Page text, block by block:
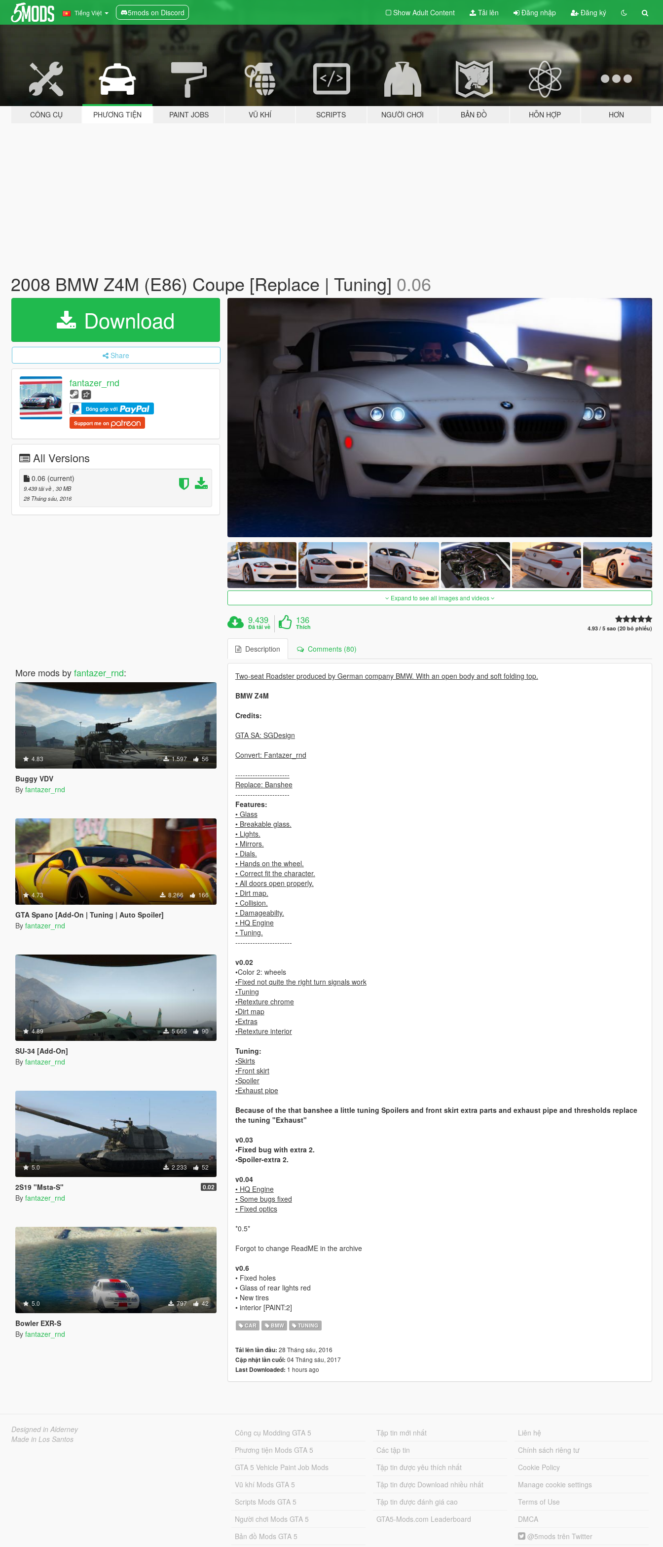
Tiếng Việt 5mods on Discord Show Adult Content Tải lên Đăng nhập Đăng ký
CÔNG CỤ PHƯƠNG TIỆN PAINT JOBS VŨ KHÍ SCRIPTS NGƯỜI CHƠI BẢN ĐỒ HỖN HỢP HƠN
2008 BMW Z4M (E86) Coupe [Replace | Tuning] 0.06
Download
Share
fantazer_rnd
Đóng góp với
Support me on
All Versions
0.06 (current)
9.439 tải về , 30 MB
28 Tháng sáu, 2016
More mods byfantazer_rnd:
4.83 1.597 56
Buggy VDV
By fantazer_rnd
4.73 8.266 166
GTA Spano [Add-On | Tuning | Auto Spoiler]
By fantazer_rnd
4.89 5.665 90
SU-34 [Add-On]
By fantazer_rnd
5.0 2.233 52
2S19 "Msta-S" 0.02
By fantazer_rnd
5.0 797 42
Bowler EXR-S
By fantazer_rnd
Expand to see all images and videos
9.439
Đã tải về
136
Thích 4.93 / 5 sao (20 bỏ phiếu)
Description Comments (80)
Two-seat Roadster produced by German company BMW. With an open body and soft folding top.
BMW Z4M
Credits:
GTA SA: SGDesign
Convert: Fantazer_rnd
----------------------
Replace: Banshee
----------------------
Features:
• Glass
• Breakable glass.
• Lights.
• Mirrors.
• Dials.
• Hands on the wheel.
• Correct fit the character.
• All doors open properly.
• Dirt map.
• Collision.
• Damageabilty.
• HQ Engine
• Tuning.
-----------------------
v0.02
•Color 2: wheels
•Fixed not quite the right turn signals work
•Tuning
•Retexture chrome
•Dirt map
•Extras
•Retexture interior
Tuning:
•Skirts
•Front skirt
•Spoiler
•Exhaust pipe
Because of the that banshee a little tuning Spoilers and front skirt extra parts and exhaust pipe and thresholds replace
the tuning "Exhaust"
v0.03
•Fixed bug with extra 2.
•Spoiler-extra 2.
v0.04
• HQ Engine
• Some bugs fixed
• Fixed optics
*0.5*
Forgot to change ReadME in the archive
v0.6
• Fixed holes
• Glass of rear lights red
• New tires
• interior [PAINT:2]
CAR BMW TUNING
Tải lên lần đầu: 28 Tháng sáu, 2016
Cập nhật lần cuối: 04 Tháng sáu, 2017
Last Downloaded: 1 hours ago
Designed in Alderney
Made in Los Santos
Công cụ Modding GTA 5
Phương tiện Mods GTA 5
GTA 5 Vehicle Paint Job Mods
Vũ khí Mods GTA 5
Scripts Mods GTA 5
Người chơi Mods GTA 5
Bản đồ Mods GTA 5
Tập tin mới nhất
Các tập tin
Tập tin được yêu thích nhất
Tập tin được Download nhiều nhất
Tập tin được đánh giá cao
GTA5-Mods.com Leaderboard
Liên hệ
Chính sách riêng tư
Cookie Policy
Manage cookie settings
Terms of Use
DMCA
@5mods trên Twitter